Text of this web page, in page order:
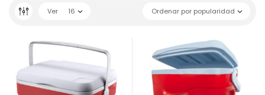
Ordenar por popularidad
Ver 16